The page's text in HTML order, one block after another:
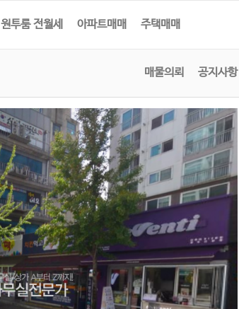
원투룸 전월세 아파트매매 주택매매
매물의뢰 공지사항